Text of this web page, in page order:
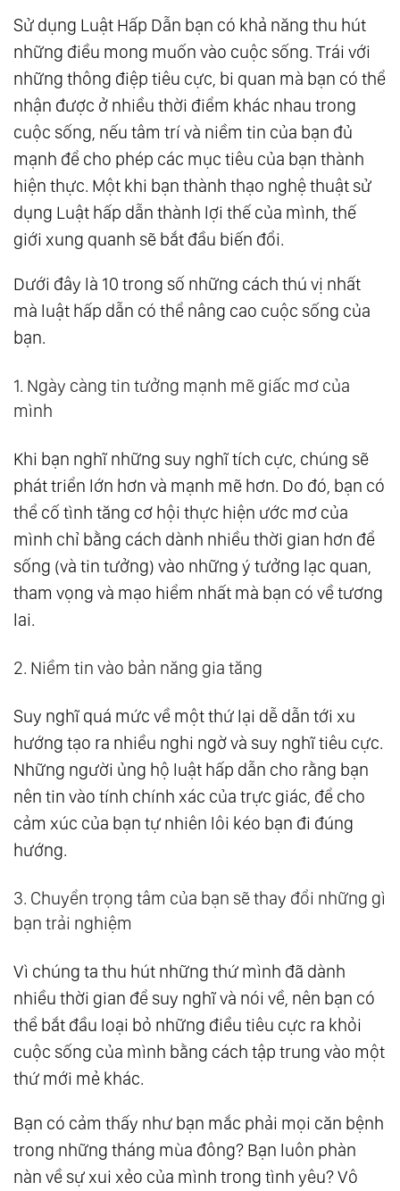
Sử dụng Luật Hấp Dẫn bạn có khả năng thu hút
những điều mong muốn vào cuộc sống. Trái với
những thông điệp tiêu cực, bi quan mà bạn có thể
nhận được ở nhiều thời điểm khác nhau trong
cuộc sống, nếu tâm trí và niềm tin của bạn đủ
mạnh để cho phép các mục tiêu của bạn thành
hiện thực. Một khi bạn thành thạo nghệ thuật sử
dụng Luật hấp dẫn thành lợi thế của mình, thế
giới xung quanh sẽ bắt đầu biến đổi.
Dưới đây là 10 trong số những cách thú vị nhất
mà luật hấp dẫn có thể nâng cao cuộc sống của
bạn.
1. Ngày càng tin tưởng mạnh mẽ giấc mơ của
mình
Khi bạn nghĩ những suy nghĩ tích cực, chúng sẽ
phát triển lớn hơn và mạnh mẽ hơn. Do đó, bạn có
thể cố tình tăng cơ hội thực hiện ước mơ của
mình chỉ bằng cách dành nhiều thời gian hơn để
sống (và tin tưởng) vào những ý tưởng lạc quan,
tham vọng và mạo hiểm nhất mà bạn có về tương
lai.
2. Niềm tin vào bản năng gia tăng
Suy nghĩ quá mức về một thứ lại dễ dẫn tới xu
hướng tạo ra nhiều nghi ngờ và suy nghĩ tiêu cực.
Những người ủng hộ luật hấp dẫn cho rằng bạn
nên tin vào tính chính xác của trực giác, để cho
cảm xúc của bạn tự nhiên lôi kéo bạn đi đúng
hướng.
3. Chuyển trọng tâm của bạn sẽ thay đổi những gì
bạn trải nghiệm
Vì chúng ta thu hút những thứ mình đã dành
nhiều thời gian để suy nghĩ và nói về, nên bạn có
thể bắt đầu loại bỏ những điều tiêu cực ra khỏi
cuộc sống của mình bằng cách tập trung vào một
thứ mới mẻ khác.
Bạn có cảm thấy như bạn mắc phải mọi căn bệnh
trong những tháng mùa đông? Bạn luôn phàn
nàn về sự xui xẻo của mình trong tình yêu? Vô